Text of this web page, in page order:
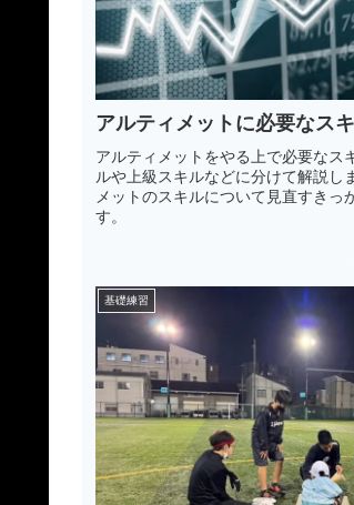
アルティメットに必要なス
アルティメットをやる上で必要なス
ルや上級スキルなどに分けて解説し
メットのスキルについて見直すきっ
す。
基礎練習